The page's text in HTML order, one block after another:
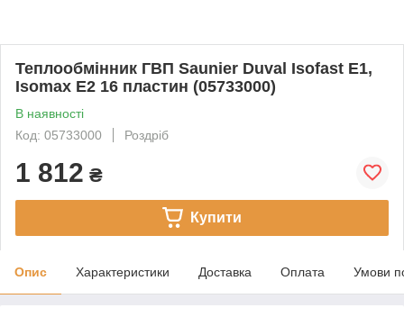
Теплообмінник ГВП Saunier Duval Isofast E1,
Isomax E2 16 пластин (05733000)
В наявності
Код: 05733000
Роздріб
1 812 ₴
Купити
Опис Характеристики Доставка Оплата Умови